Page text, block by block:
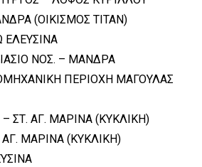
(ΟΙΚΙΣΜΟΣ ΤΙΤΑΝ)
ΕΛΕΥΣΙΝΑ
ΝΟΣ. – ΜΑΝΔΡΑ
ΠΕΡΙΟΧΗ ΜΑΓΟΥΛΑΣ
ΣΤ. ΑΓ. ΜΑΡΙΝΑ (ΚΥΚΛΙΚΗ)
ΑΓ. ΜΑΡΙΝΑ (ΚΥΚΛΙΚΗ)